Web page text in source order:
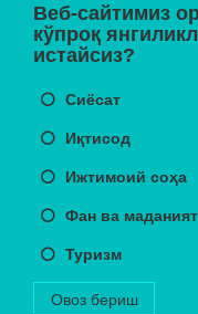
Веб-сайтимиз
кўпроқ
истайсиз?
Сиёсат
Иқтисод
Ижтимоий соҳа
Фан ва маданият
Туризм
Овоз бериш